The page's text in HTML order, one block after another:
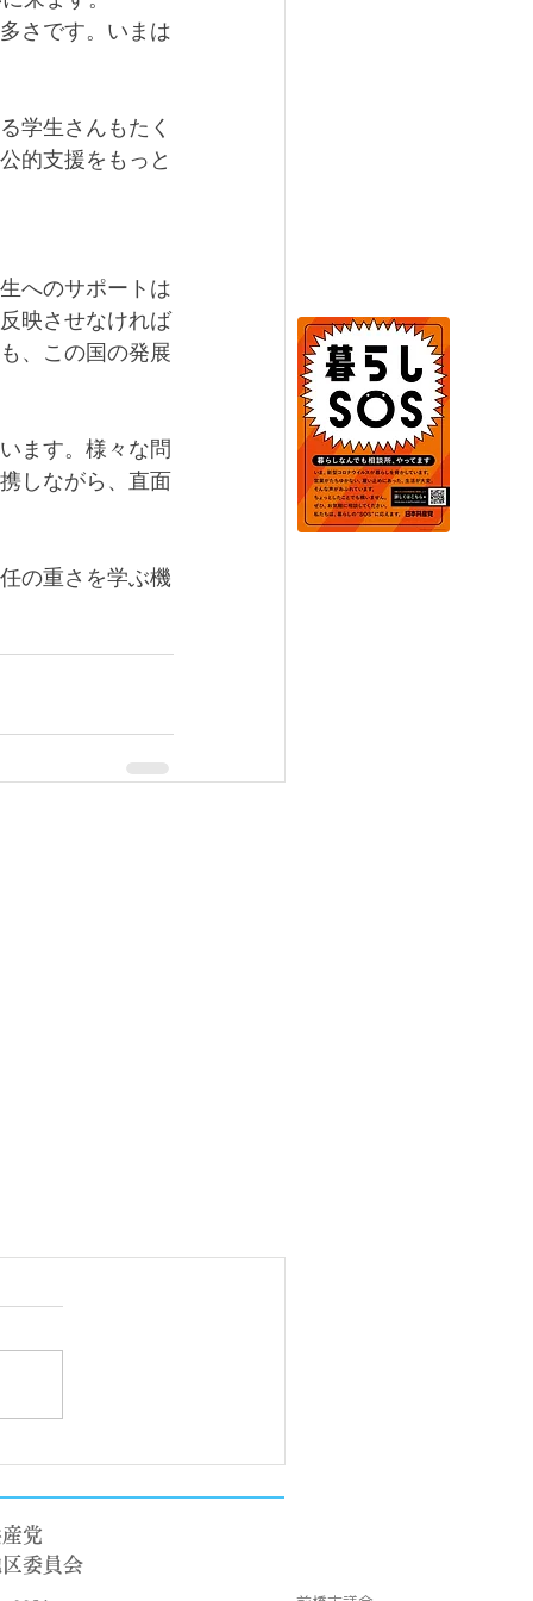
さです。いまは
学生さんもたく
的支援をもっと
へのサポートは
映させなければ
、この国の発展
ます。様々な問
しながら、直面
の重さを学ぶ機
産党
委員会